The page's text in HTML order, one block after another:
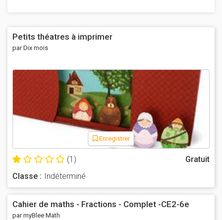
Petits théatres à imprimer
par Dix mois
Enregistrer
(1)
Gratuit
Classe :
Indéterminé
Cahier de maths - Fractions - Complet -CE2-6e
par myBlee Math